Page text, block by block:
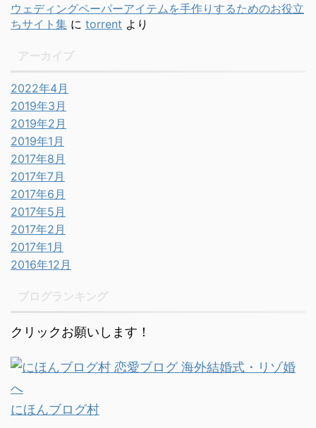
ウェディングペーパーアイテムを手作りするためのお役立
ちサイト集 に torrent より
2022年4月
2019年3月
2019年2月
2019年1月
2017年8月
2017年7月
2017年6月
2017年5月
2017年2月
2017年1月
2016年12月
クリックお願いします！
にほんブログ村